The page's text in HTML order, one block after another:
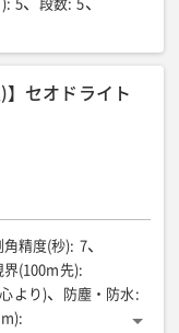
: 5 段数: 5
】セオドライト
角精度(秒): 7
界(100m先):
より) 防塵・防水 :
: